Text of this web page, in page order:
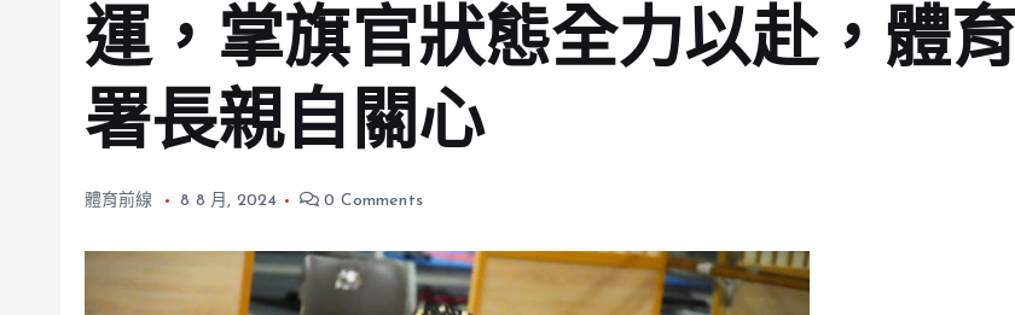
運，掌旗官狀態全力以赴，體育
署長親自關心
體育前線 8 8 月, 2024 0 Comments